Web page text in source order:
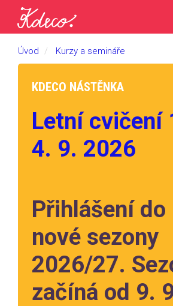
Úvod
Kurzy a semináře
KDECO NÁSTĚNKA
Letní cvičení
4. 9. 2026
Přihlášení do
nové sezony
2026/27.
začíná od 9.